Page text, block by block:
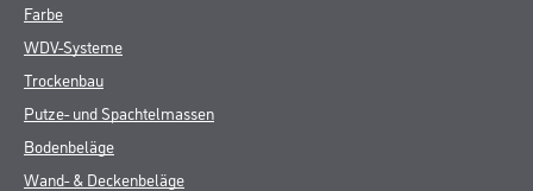
Farbe
WDV-Systeme
Trockenbau
Putze- und Spachtelmassen
Bodenbeläge
Wand- & Deckenbeläge